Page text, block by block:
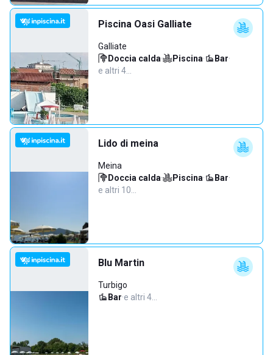
Piscina Oasi Galliate
Galliate
Doccia calda· Piscina· Bar·
e altri 4…
Lido di meina
Meina
Doccia calda· Piscina· Bar·
e altri 10…
Blu Martin
Turbigo
Bar·e altri 4…